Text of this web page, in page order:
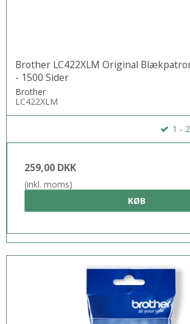
Brother LC422XLM Original
- 1500 Sider
Brother
LC422XLM
1 -
259,00 DKK
(inkl. moms)
KØB